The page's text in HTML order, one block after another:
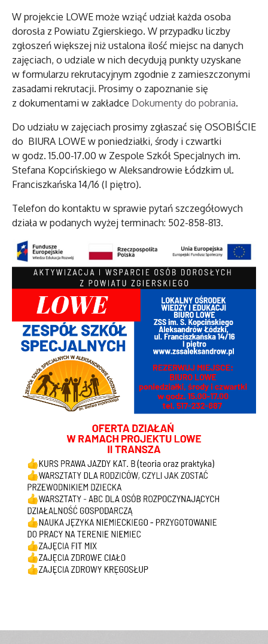
W projekcie LOWE może wziąć udział każda osoba
dorosła z Powiatu Zgierskiego. W przypadku liczby
zgłoszeń większej niż ustalona ilość miejsc na danych
zajęciach, o udziale w nich decydują punkty uzyskane
w formularzu rekrutacyjnym zgodnie z zamieszczonymi
zasadami rekrutacji. Prosimy o zapoznanie się
z dokumentami w zakładce Dokumenty do pobrania.
Do udziału w zajęciach prosimy zgłaszać się OSOBIŚCIE
do BIURA LOWE w poniedziałki, środy i czwartki
w godz. 15.00-17.00 w Zespole Szkół Specjalnych im.
Stefana Kopcińskiego w Aleksandrowie Łódzkim ul.
Franciszkańska 14/16 (I piętro).
Telefon do kontaktu w sprawie pytań szczegółowych
działa w podanych wyżej terminach: 502-858-813.